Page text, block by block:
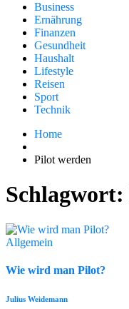
Business
Ernährung
Finanzen
Gesundheit
Haushalt
Lifestyle
Reisen
Sport
Technik
Home
Pilot werden
Schlagwort:
Allgemein
Wie wird man Pilot?
Julius Weidemann